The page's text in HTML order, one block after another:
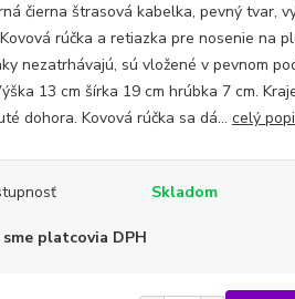
čierna štrasová kabelka, pevný tvar,
rúčka a retiazka pre nosenie na
nezatrhávajú, sú vložené v pevnom
13 cm šírka 19 cm hrúbka 7 cm.
dohora. Kovová rúčka sa dá... celý
Skladom
sme platcovia DPH